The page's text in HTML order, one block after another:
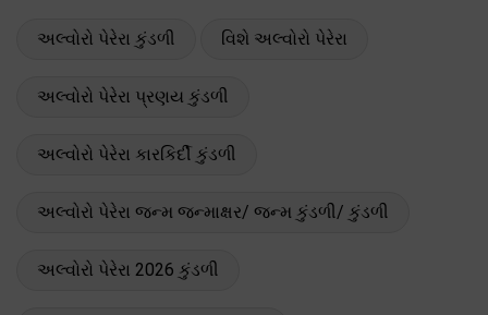
અલ્વોરો પેરેરા કુંડળી વિશે અલ્વોરો પેરેરા
અલ્વોરો પેરેરા પ્રણય કુંડળી
અલ્વોરો પેરેરા કારકિર્દી કુંડળી
અલ્વોરો પેરેરા જન્મ જન્માક્ષર/ જન્મ કુંડળી/ કુંડળી
અલ્વોરો પેરેરા 2026 કુંડળી